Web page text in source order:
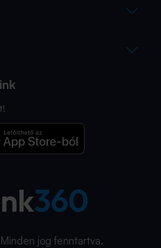
jog fenntartva.